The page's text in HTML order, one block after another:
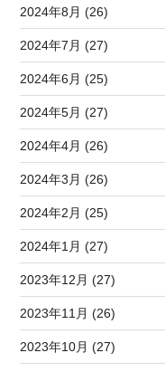
2024年8月 (26)
2024年7月 (27)
2024年6月 (25)
2024年5月 (27)
2024年4月 (26)
2024年3月 (26)
2024年2月 (25)
2024年1月 (27)
2023年12月 (27)
2023年11月 (26)
2023年10月 (27)